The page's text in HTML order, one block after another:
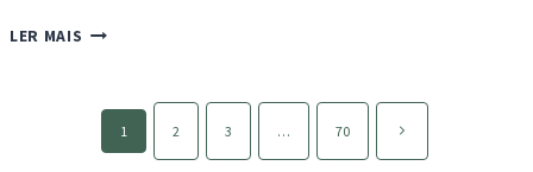
LER MAIS LENTILHAS
navigation
1 2 3 … 70
Página
seguinte